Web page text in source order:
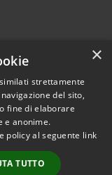
© 2026 • Comune di
• Powered by
•
Accesso
×
strettamente
del sito,
fine di elaborare
e anonime.
policy al seguente link
TUTTO